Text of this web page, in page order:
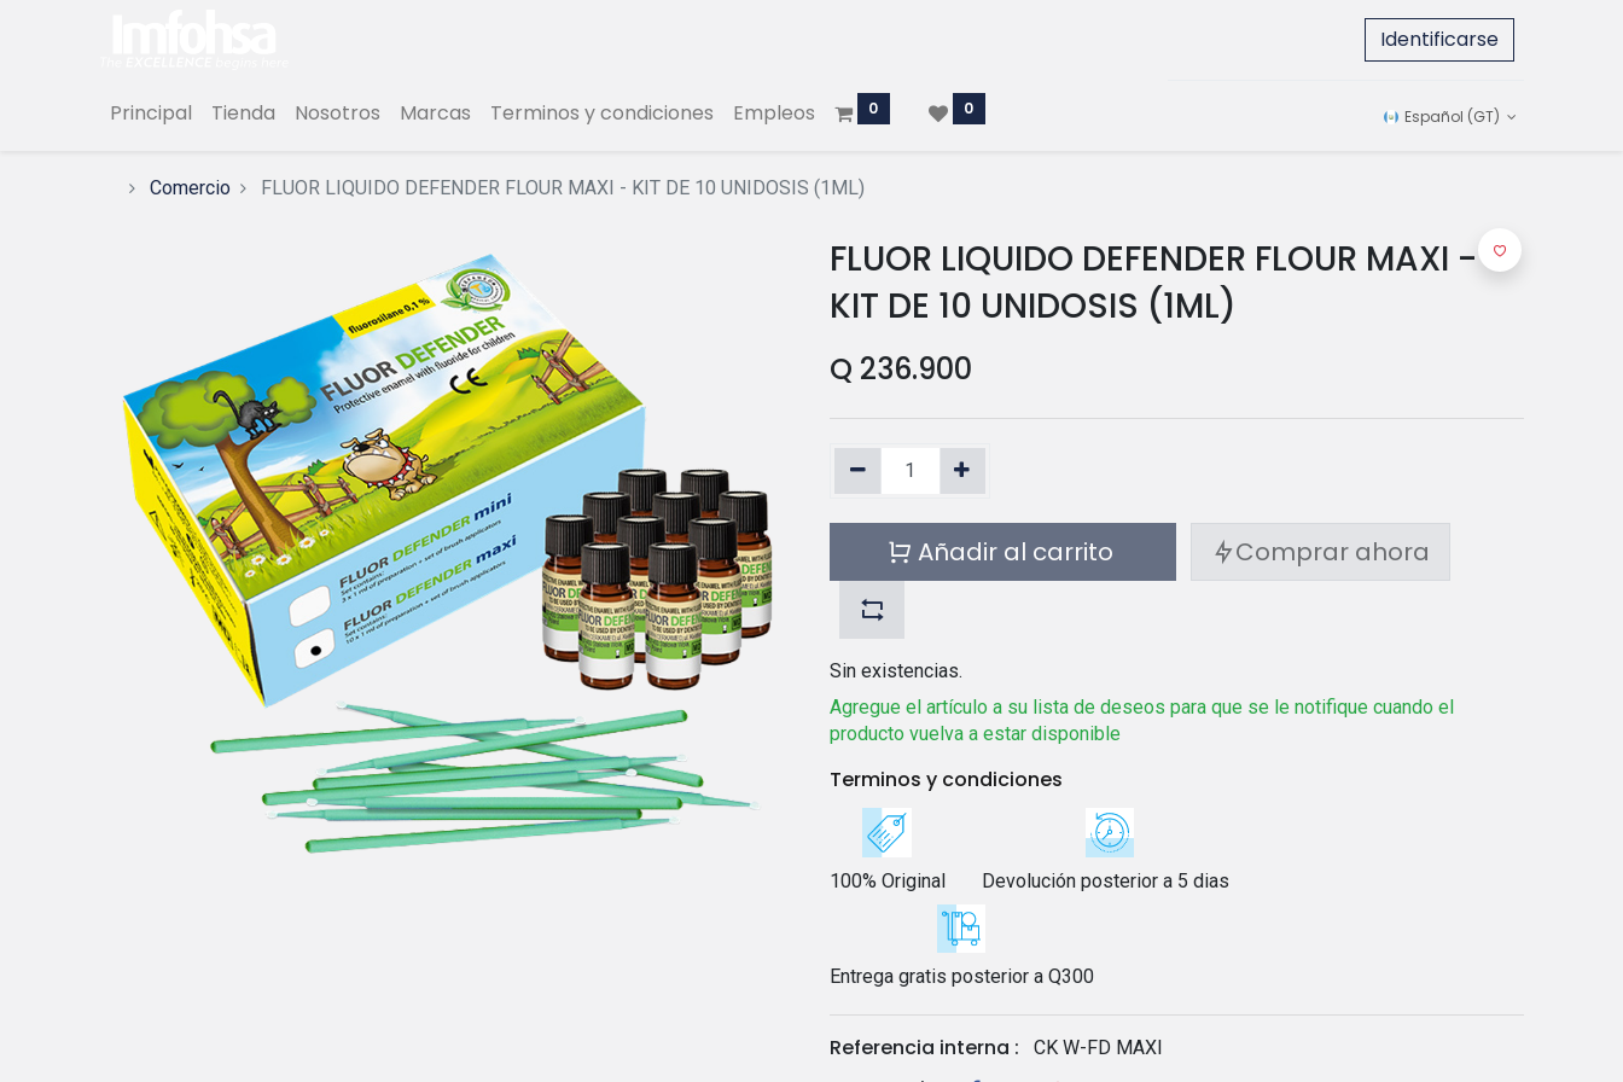
Identificarse
Principal Tienda Nosotros Marcas Terminos y condiciones Empleos 0 0 Español (GT)
Comercio FLUOR LIQUIDO DEFENDER FLOUR MAXI - KIT DE 10 UNIDOSIS (1ML)
FLUOR LIQUIDO DEFENDER FLOUR MAXI -
KIT DE 10 UNIDOSIS (1ML)
Q 236.900
Añadir al carrito Comprar ahora
Sin existencias.
Agregue el artículo a su lista de deseos para que se le notifique cuando el
producto vuelva a estar disponible
Terminos y condiciones
100% Original Devolución posterior a 5 dias
Entrega gratis posterior a Q300
Referencia interna : CK W-FD MAXI